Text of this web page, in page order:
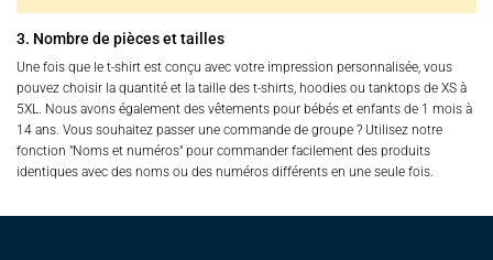
3. Nombre de pièces et tailles
Une fois que le t-shirt est conçu avec votre impression personnalisée, vous
pouvez choisir la quantité et la taille des t-shirts, hoodies ou tanktops de XS à
5XL. Nous avons également des vêtements pour bébés et enfants de 1 mois à
14 ans. Vous souhaitez passer une commande de groupe ? Utilisez notre
fonction "Noms et numéros" pour commander facilement des produits
identiques avec des noms ou des numéros différents en une seule fois.